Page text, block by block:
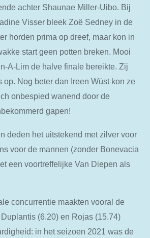
achter Shaunae Miller-Uibo. Bij
Visser bleek Zoë Sedney in de
horden prima op dreef, maar kon in
start geen potten breken. Mooi
A-Lim de halve finale bereikte. Zij
op. Nog beter dan Ireen Wüst kon ze
onbespied wanend door de
gapen!
deden het uitstekend met zilver voor
voor de mannen (zonder Bonevacia
een voortreffelijke Van Diepen als
concurrentie maakten vooral de
(6.20) en Rojas (15.74)
in het seizoen 2021 was de